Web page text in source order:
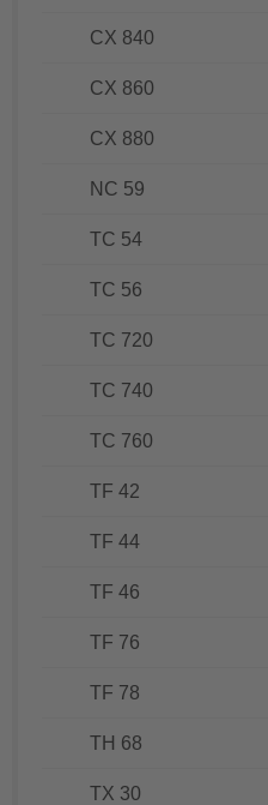
CX 840
CX 860
CX 880
NC 59
TC 54
TC 56
TC 720
TC 740
TC 760
TF 42
TF 44
TF 46
TF 76
TF 78
TH 68
TX 30